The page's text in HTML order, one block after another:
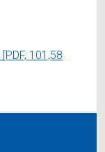
[PDF, 101,58